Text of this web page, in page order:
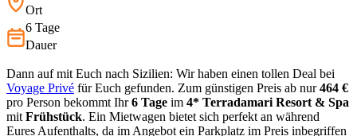
Ort
6 Tage
Dauer
Dann auf mit Euch nach Sizilien: Wir haben einen tollen Deal bei
Voyage Privé für Euch gefunden. Zum günstigen Preis ab nur464 €
pro Person bekommt Ihr6 Tage im 4* Terradamari Resort & Spa
mit Frühstück. Ein Mietwagen bietet sich perfekt an während
Eures Aufenthalts, da im Angebot ein Parkplatz im Preis inbegriffen